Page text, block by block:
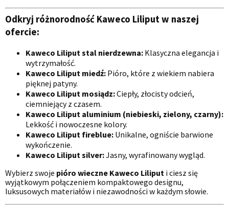
Odkryj różnorodność Kaweco Liliput w naszej
ofercie:
Kaweco Liliput stal nierdzewna: Klasyczna elegancja i
wytrzymałość.
Kaweco Liliput miedź: Pióro, które z wiekiem nabiera
pięknej patyny.
Kaweco Liliput mosiądz:Ciepły, złocisty odcień,
ciemniejący z czasem.
Kaweco Liliput aluminium (niebieski, zielony, czarny):
Lekkość i nowoczesne kolory.
Kaweco Liliput fireblue: Unikalne, ogniście barwione
wykończenie.
Kaweco Liliput silver:Jasny, wyrafinowany wygląd.
Wybierz swoje pióro wieczne Kaweco Liliput i ciesz się
wyjątkowym połączeniem kompaktowego designu,
luksusowych materiałów i niezawodności w każdym słowie.